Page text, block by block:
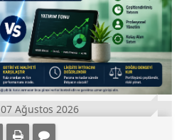
07 Ağustos 2026